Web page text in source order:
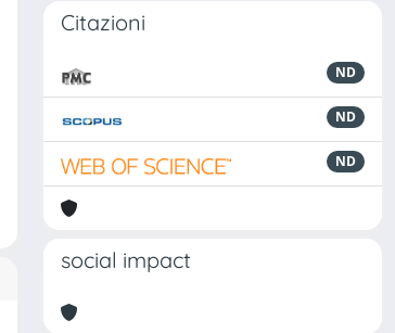
Citazioni
ND
ND
ND
social impact